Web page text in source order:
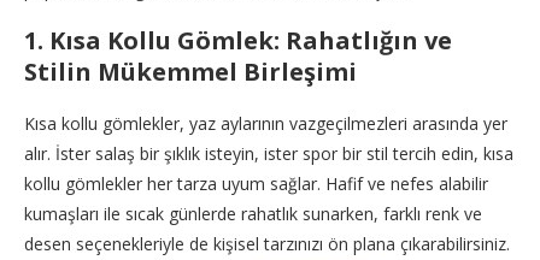
1. Kısa Kollu Gömlek: Rahatlığın ve
Stilin Mükemmel Birleşimi
Kısa kollu gömlekler, yaz aylarının vazgeçilmezleri arasında yer
alır. İster salaş bir şıklık isteyin, ister spor bir stil tercih edin, kısa
kollu gömlekler her tarza uyum sağlar. Hafif ve nefes alabilir
kumaşları ile sıcak günlerde rahatlık sunarken, farklı renk ve
desen seçenekleriyle de kişisel tarzınızı ön plana çıkarabilirsiniz.